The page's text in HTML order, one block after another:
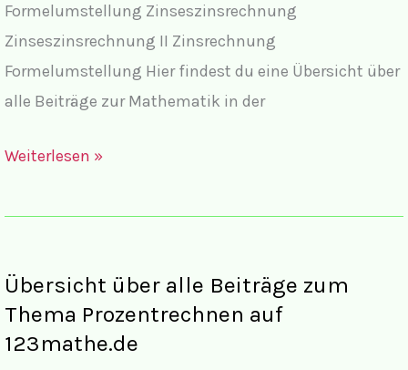
Formelumstellung Zinseszinsrechnung
Zinseszinsrechnung II Zinsrechnung
Formelumstellung Hier findest du eine Übersicht über
alle Beiträge zur Mathematik in der
Übersicht
alle
zum
Thema
Zins-
Weiterlesen »
Übersicht über alle Beiträge zum
Thema Prozentrechnen auf
123mathe.de